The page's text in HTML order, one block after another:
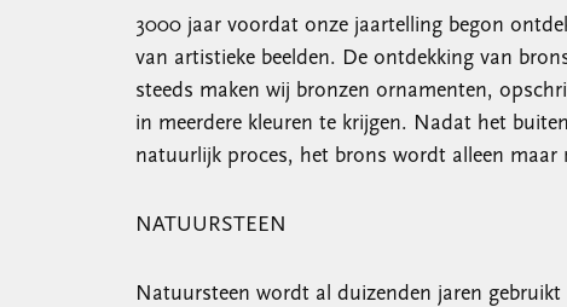
3000 jaar voordat onze jaartelling begon
van artistieke beelden. De ontdekking van
steeds maken wij bronzen ornamenten,
in meerdere kleuren te krijgen. Nadat het
natuurlijk proces, het brons wordt alleen maar
NATUURSTEEN
Natuursteen wordt al duizenden jaren